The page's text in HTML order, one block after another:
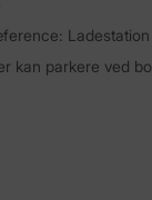
Ladestation
kan parkere ved